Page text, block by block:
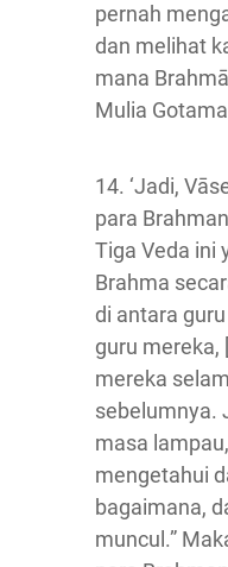
pernah
dan melihat
mana Brahmā
Mulia
14. ‘Jadi,
para
Tiga Veda ini
Brahma
di antara
guru mereka,
mereka
sebelumnya.
masa
mengetahui
bagaimana,
muncul.”